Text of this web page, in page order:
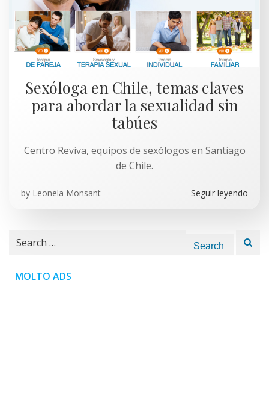
Sexóloga en Chile, temas claves
para abordar la sexualidad sin
tabúes
Centro Reviva, equipos de sexólogos en Santiago
de Chile.
by Leonela Monsant Seguir leyendo
Search
MOLTO ADS